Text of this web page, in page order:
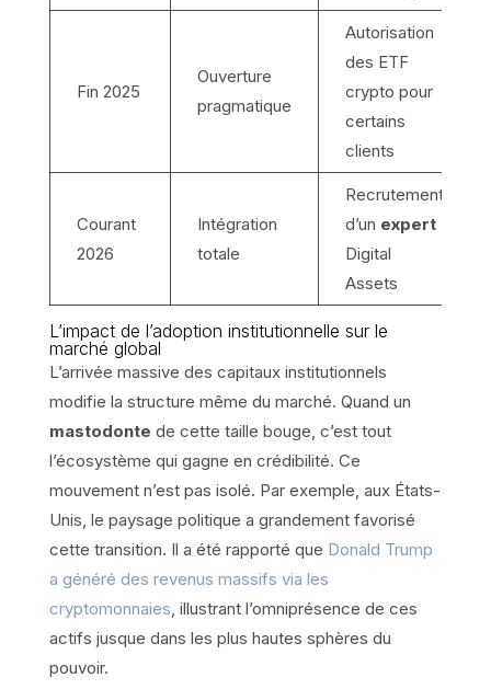
Fin 2025
Ouverture
pragmatique
Autorisation
des ETF
crypto pour
certains
clients
Courant
2026
Intégration
totale
Recrutement
d’un expert
Digital
Assets
L’impact de l’adoption institutionnelle sur le
marché global
L’arrivée massive des capitaux institutionnels
modifie la structure même du marché. Quand un
mastodonte de cette taille bouge, c’est tout
l’écosystème qui gagne en crédibilité. Ce
mouvement n’est pas isolé. Par exemple, aux États-
Unis, le paysage politique a grandement favorisé
cette transition. Il a été rapporté que Donald Trump
a généré des revenus massifs via les
cryptomonnaies , illustrant l’omniprésence de ces
actifs jusque dans les plus hautes sphères du
pouvoir.